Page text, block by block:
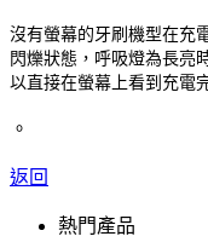
沒有螢幕的牙刷機型在充
閃爍狀態，呼吸燈為長亮
以直接在螢幕上看到充電
。
返回
熱門產品